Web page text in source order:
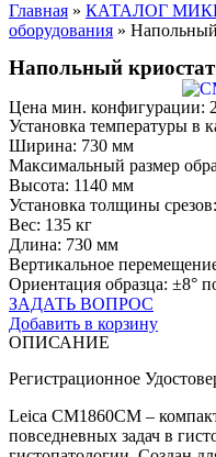
Главная » КАТАЛОГ
оборудования »
Напольный
Цена мин. конфигурации:
Установка температуры в
Ширина: 730 мм
Максимальный размер
Высота: 1140 мм
Установка толщины
Вес: 135 кг
Длина: 730 мм
Вертикальное
Ориентация образца: ±8°
ЗАДАТЬ ВОПРОС
Добавить в корзину
ОПИСАНИЕ
Регистрационное
Leica CM1860CM –
повседневных задач в